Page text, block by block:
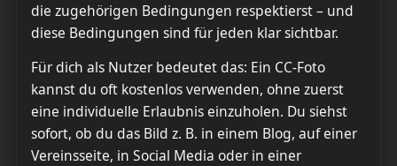
die zugehörigen Bedingungen respektierst – und
diese Bedingungen sind für jeden klar sichtbar.
Für dich als Nutzer bedeutet das: Ein CC-Foto
kannst du oft kostenlos verwenden, ohne zuerst
eine individuelle Erlaubnis einzuholen. Du siehst
sofort, ob du das Bild z. B. in einem Blog, auf einer
Vereinsseite, in Social Media oder in einer